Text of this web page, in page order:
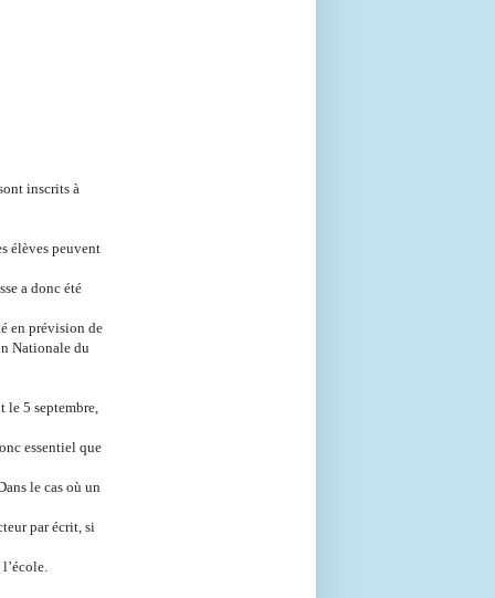
inscrits à
élèves peuvent
a donc été
en prévision de
Nationale du
le 5 septembre,
essentiel que
le cas où un
par écrit, si